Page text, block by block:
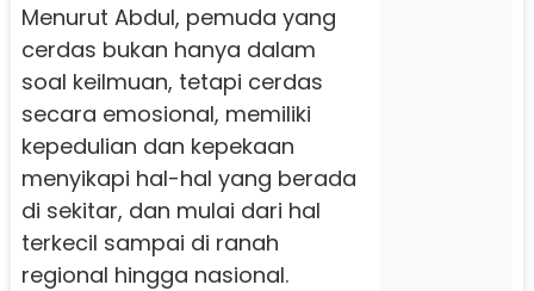
Menurut Abdul, pemuda yang
cerdas bukan hanya dalam
soal keilmuan, tetapi cerdas
secara emosional, memiliki
kepedulian dan kepekaan
menyikapi hal-hal yang berada
di sekitar, dan mulai dari hal
terkecil sampai di ranah
regional hingga nasional.